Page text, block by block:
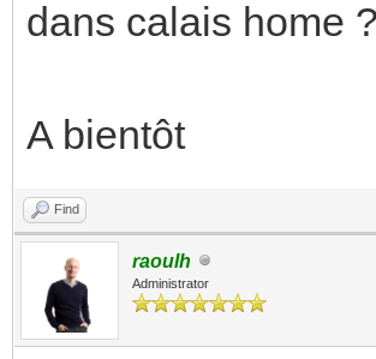
dans calais home ?
A bientôt
Find
raoulh
Administrator